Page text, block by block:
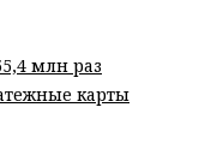
млн раз
карты